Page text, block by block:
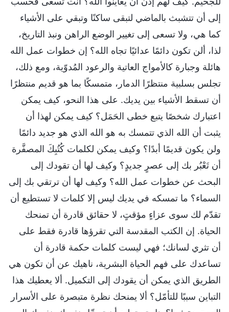
إلى أن تتشبث بالماضي لتبقى ساكنًا وتبقي على الأشياء
كما هي، ولا تسعى إلى تغيير الوضع الراهن ونبذ التاريخ،
لذا، ألن تكون دائمًا عدائيًا تجاه الله؟ إن خطوات عمل الله
هائلة وجبارة كالأمواج العاتية والرعود المُدوّية، ومع ذلك،
تجلس بسلبية منتظرًا الدمار، متمسكًا بما هو قديم منتظرًا
أن تسقط الأشياء بين يديك. على هذا النحو، كيف يمكن
اعتبارك شخصًا يتبع خطى الحَمَل؟ كيف يمكن لهذا أن
يثبت أن الله الذي تتمسك به هو الله الذي هو جديد دائمًا
ولن يكون قديمًا أبدًا؟ وكيف يمكن لكلمات كُتُبِكَ المصفَّرة
أن تَعْبُر بك إلى عصرٍ جديدٍ؟ وكيف لها أن تقودك إلى
البحث عن خطوات عمل الله؟ وكيف لها أن ترتقي بك إلى
السماء؟ ما تمسكه في يديك ليس إلا كلمات لا تستطيع أن
تقدّم لك سوى عزاءٍ مؤقتٍ، لا حقائق قادرة أن تمنحك
الحياة. إن الكتب المقدسة التي تقرؤها قادرة فقط على
أن تثري لسانك؛ فهي ليست كلمات حكمة قادرة أن
تساعدك على فهم الحياة البشرية، ناهيك عن أن تكون هي
الطريق الذي يمكن أن يقودك إلى التكميل. ألا يعطيك هذا
التباين سببًا للتأمّل؟ ألا يمنحك نظرة متبصرة على الأسرار